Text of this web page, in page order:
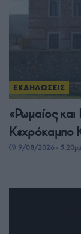
ΕΚΔΗΛΩΣΕΙΣ
«Ρωμαίος και
Κεχρόκαμπο
9/08/2026 - 5:20μμ